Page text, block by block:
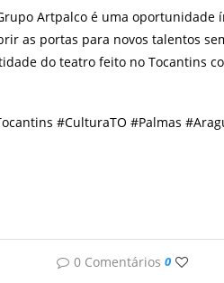
Artpalco é uma
as portas para novos talentos
do teatro feito no Tocantins
#CulturaTO #Palmas
0 Comentários 0